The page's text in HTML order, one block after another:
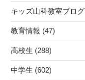
キッズ山科教室ブログ
教育情報 (47)
高校生 (288)
中学生 (602)